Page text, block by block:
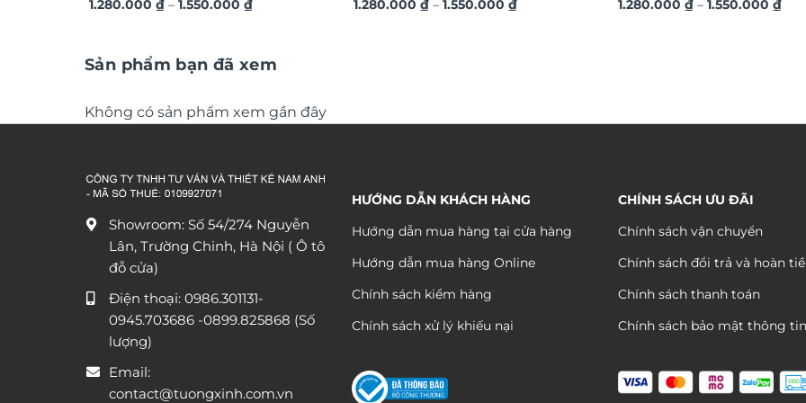
hiện đại TG4543
1.280.000₫ – 1.550.000₫Khoảng
1.550.000 ₫
3D nghệ thuật TG4686
1.280.000₫ – 1.550.000₫Khoảng
TG4684
1.280.000 ₫ – 1.550.000 ₫
Sản phẩm bạn đã xem
Không có sản phẩm xem gần đây
Showroom: Số 54/274 Nguyễn
Lân, Trường Chinh, Hà Nội ( Ô tô
đỗ cửa)
Điện thoại: 0986.301131-
0945.703686 -0899.825868 (Số
lượng)
Email:
contact@tuongxinh.com.vn
HƯỚNG DẪN KHÁCH HÀNG
Hướng dẫn mua hàng tại cửa hàng
Hướng dẫn mua hàng Online
Chính sách kiểm hàng
Chính sách xử lý khiếu nại
CHÍNH SÁCH ƯU ĐÃI
Chính sách vận chuyển
Chính sách đổi trả và hoàn
Chính sách thanh toán
Chính sách bảo mật thông tin